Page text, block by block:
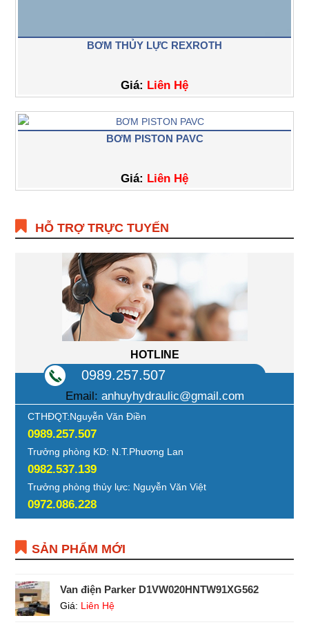
BƠM THỦY LỰC REXROTH
Giá: Liên Hệ
BƠM PISTON PAVC
Giá: Liên Hệ
HỖ TRỢ TRỰC TUYẾN
HOTLINE
0989.257.507
Email: anhuyhydraulic@gmail.com
CTHĐQT:Nguyễn Văn Điền
0989.257.507
Trưởng phòng KD: N.T.Phương Lan
0982.537.139
Trưởng phòng thủy lực: Nguyễn Văn Việt
0972.086.228
SẢN PHẨM MỚI
Van điện Parker D1VW020HNTW91XG562
Giá: Liên Hệ